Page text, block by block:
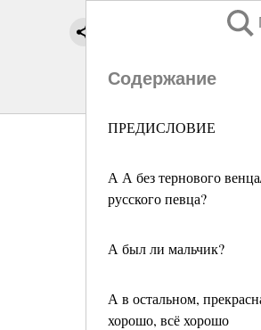
Содержание
ПРЕДИСЛОВИЕ
А А без тернового
русского певца?
А был ли мальчик?
А в остальном,
хорошо, всё хорошо